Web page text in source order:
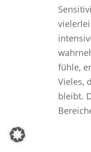
fühle,
Vieles,
bleibt.